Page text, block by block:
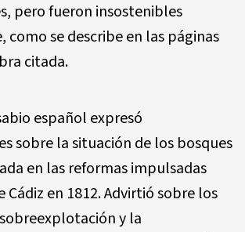
pero fueron insostenibles
se describe en las páginas
citada.
español expresó
sobre la situación de los bosques
en las reformas impulsadas
Cádiz en 1812. Advirtió sobre los
y la